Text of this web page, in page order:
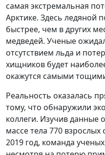
самая экстремальная
Арктике. Здесь ледяной
быстрее, чем в других
медведей. Ученые
отсутствием льда и
хищников будет
окажутся самыми
Реальность оказалась
тому, что обнаружили
коллеги. Изучив данные
массе тела 770
2019 год, команда